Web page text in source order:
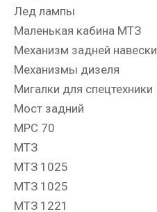
Лед лампы
Маленькая кабина МТЗ
Механизм задней навески
Механизмы дизеля
Мигалки для спецтехники
Мост задний
МРС 70
МТЗ
МТЗ 1025
МТЗ 1025
МТЗ 1221